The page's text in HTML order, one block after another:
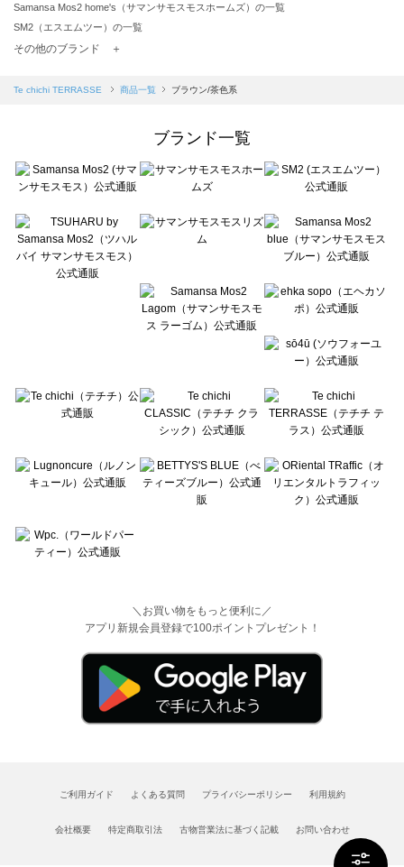
Samansa Mos2 home's（サマンサモスモスホームズ）の一覧
SM2（エスエムツー）の一覧
TSUHARU by Samansa Mos2（ツハルバイサマンサモスモス）の一覧
Samansa Mos2 blue（サマンサモスモス ブルー）の一覧
Te chichi（テチチ）の一覧
Te chichi CLASSIC（テチチ クラシック）の一覧
Lugnoncure（ルノンキュール）の一覧
BETTY'S BLUE（べティーズブルー）の一覧
Wpc.（ワールドパーティー）の一覧
その他のブランド ＋
Te chichi TERRASSE 商品一覧 ブラウン/茶色系
ブランド一覧
＼お買い物をもっと便利に／
アプリ新規会員登録で100ポイントプレゼント！
ご利用ガイド よくある質問 プライバシーポリシー 利用規約
会社概要 特定商取引法 古物営業法に基づく記載 お問い合わせ